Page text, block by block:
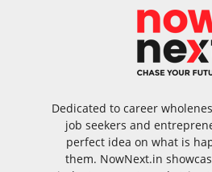
Dedicated to career
job seekers and
perfect idea on what is
them. NowNext.in